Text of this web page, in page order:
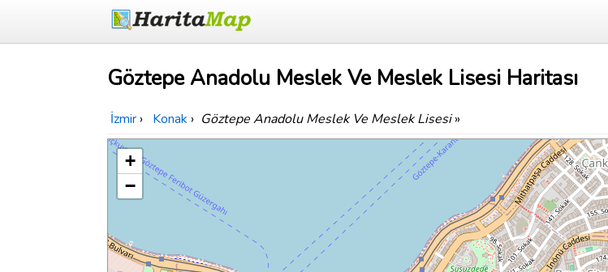
Göztepe Anadolu Meslek Ve Meslek Lisesi Haritası
İzmir › Konak › Göztepe Anadolu Meslek Ve Meslek Lisesi»
+
−